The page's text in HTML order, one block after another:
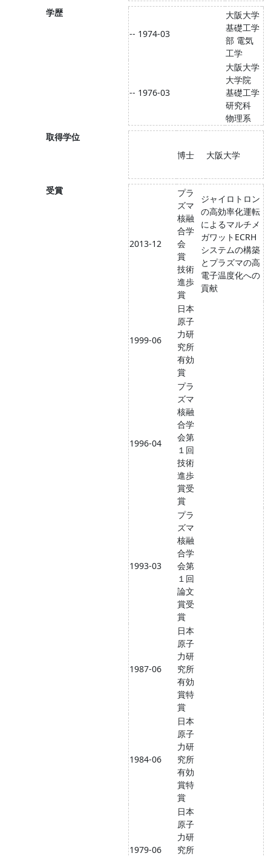
学歴
-- 1974-03
大阪大学
基礎工学
部 電気
工学
-- 1976-03
大阪大学
大学院
基礎工学
研究科
物理系
取得学位
博士
大阪大学
受賞
2013-12
プラ
ズマ
核融
合学
会
賞
技術
進歩
賞
ジャイロトロン
の高効率化運転
によるマルチメ
ガワットECRH
システムの構築
とプラズマの高
電子温度化への
貢献
1999-06
日本
原子
力研
究所
有効
賞
1996-04
プラ
ズマ
核融
合学
会第
１回
技術
進歩
賞受
賞
1993-03
プラ
ズマ
核融
合学
会第
１回
論文
賞受
賞
1987-06
日本
原子
力研
究所
有効
賞特
賞
1984-06
日本
原子
力研
究所
有効
賞特
賞
1979-06
日本
原子
力研
究所